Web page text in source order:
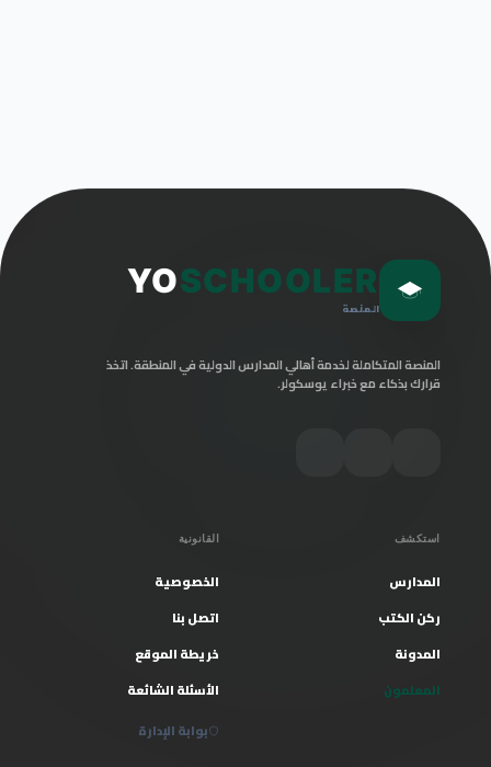
YOSCHOOLER
المنصة
المنصة المتكاملة لخدمة أهالي المدارس الدولية في المنطقة. اتخذ
قرارك بذكاء مع خبراء يوسكولر.
استكشف
المدارس
ركن الكتب
المدونة
المعلمون
القانونية
الخصوصية
اتصل بنا
خريطة الموقع
الأسئلة الشائعة
بوابة الإدارة